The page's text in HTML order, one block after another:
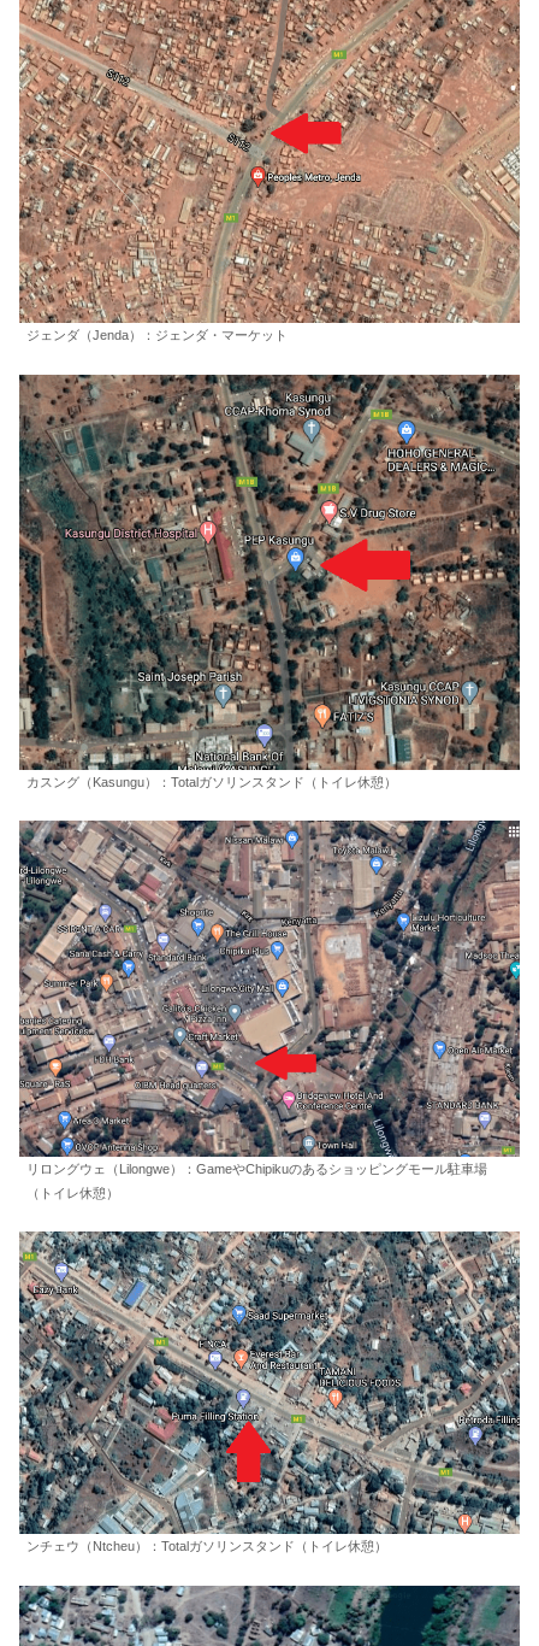
ジェンダ（Jenda）：ジェンダ・マーケット
カスング（Kasungu）：Totalガソリンスタンド（トイレ休憩）
リロングウェ（Lilongwe）：GameやChipikuのあるショッピングモール駐車場
（トイレ休憩）
ンチェウ（Ntcheu）：Totalガソリンスタンド（トイレ休憩）